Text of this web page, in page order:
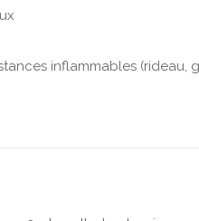
inflammables (rideau,